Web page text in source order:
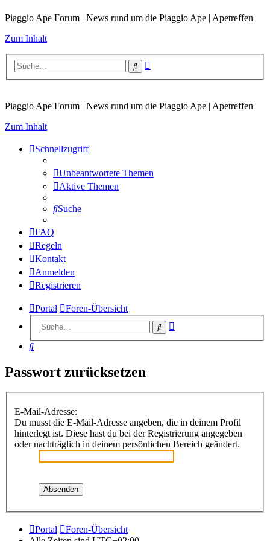
Piaggio Ape Forum | News rund um die Piaggio Ape | Apetreffen
Zum Inhalt
Suche
Piaggio Ape Forum | News rund um die Piaggio Ape | Apetreffen
Zum Inhalt
Schnellzugriff
Unbeantwortete Themen
Aktive Themen
Suche
FAQ
Regeln
Kontakt
Anmelden
Registrieren
Portal Foren-Übersicht
Suche
Suche
Passwort zurücksetzen
E-Mail-Adresse:
Du musst die E-Mail-Adresse angeben, die in deinem Profil
hinterlegt ist. Diese hast du bei der Registrierung angegeben
oder nachträglich in deinem persönlichen Bereich geändert.
Portal
Foren-Übersicht